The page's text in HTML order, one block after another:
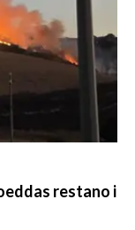
restano i